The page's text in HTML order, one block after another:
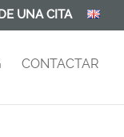
UNA CITA
CONTACTAR